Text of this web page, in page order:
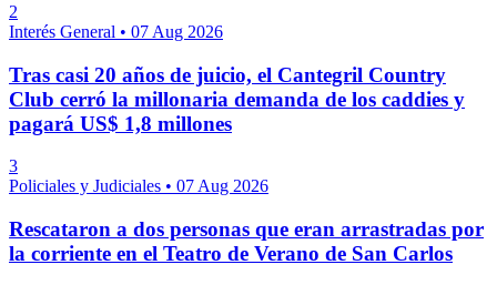
2
Interés General • 07 Aug 2026
Tras casi 20 años de juicio, el Cantegril Country
Club cerró la millonaria demanda de los caddies y
pagará US$ 1,8 millones
3
Policiales y Judiciales • 07 Aug 2026
Rescataron a dos personas que eran arrastradas por
la corriente en el Teatro de Verano de San Carlos